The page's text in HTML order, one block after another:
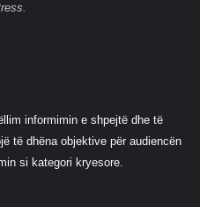
informimin e shpejtë dhe të
të dhëna objektive për audiencën
si kategori kryesore.